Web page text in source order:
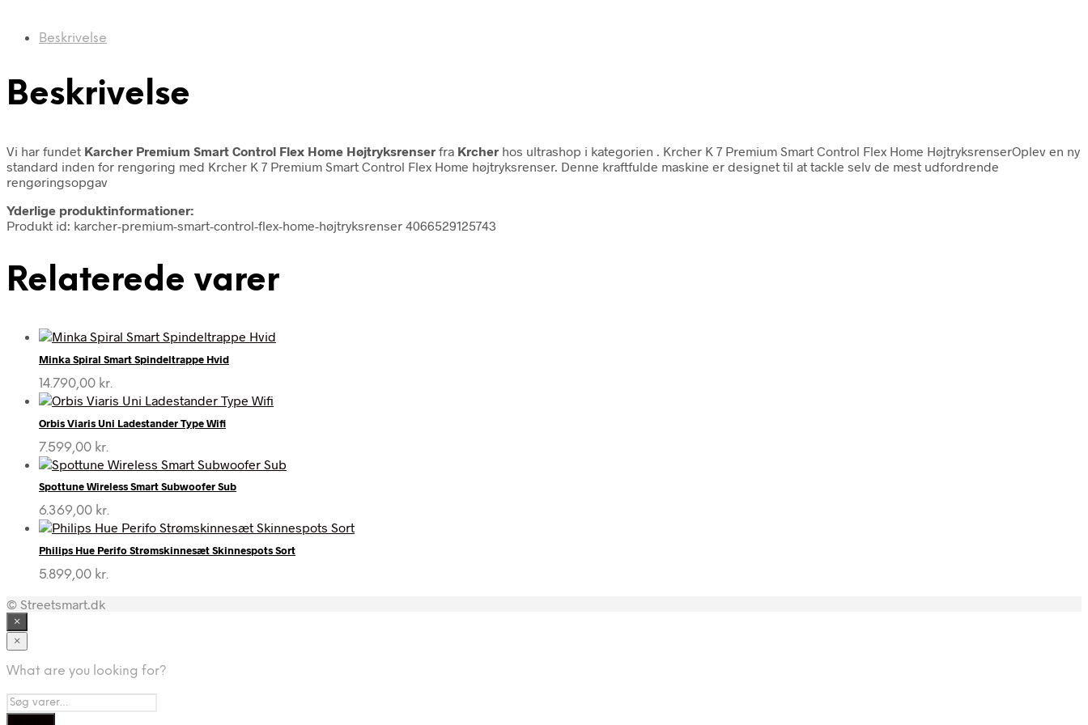
Beskrivelse
Beskrivelse
Vi har fundet Karcher Premium Smart Control Flex Home Højtryksrenser fra Krcher hos ultrashop i kategorien
. Krcher K 7 Premium Smart Control Flex Home HøjtryksrenserOplev en ny
standard inden for rengøring med Krcher K 7 Premium Smart Control Flex Home højtryksrenser. Denne kraftfulde maskine er designet til at tackle selv de mest udfordrende
rengøringsopgav
Yderlige produktinformationer:
Produkt id: karcher-premium-smart-control-flex-home-højtryksrenser 4066529125743
Relaterede varer
Minka Spiral Smart Spindeltrappe Hvid
14.790,00 kr.
Orbis Viaris Uni Ladestander Type Wifi
7.599,00 kr.
Spottune Wireless Smart Subwoofer Sub
6.369,00 kr.
Philips Hue Perifo Strømskinnesæt Skinnespots Sort
5.899,00 kr.
© Streetsmart.dk
×
×
What are you looking for?